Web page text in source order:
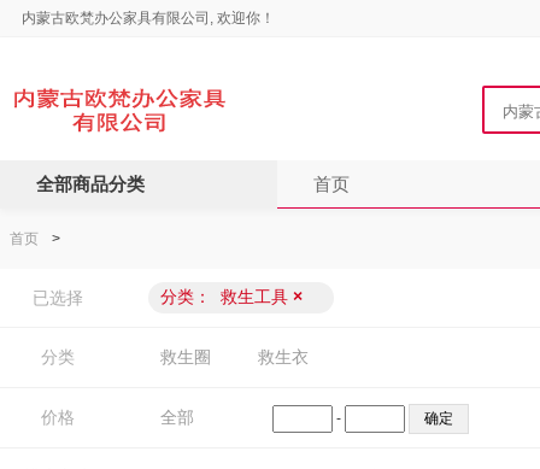
内蒙古欧梵办公家具有限公司, 欢迎你！
全部商品分类 首页
首页 >
已选择 分类： 救生工具 ×
分类 救生圈 救生衣
价格 全部 -